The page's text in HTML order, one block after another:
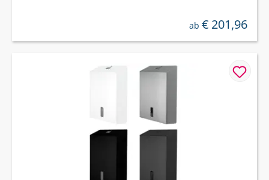
regulärer preis:
ab € 201,96